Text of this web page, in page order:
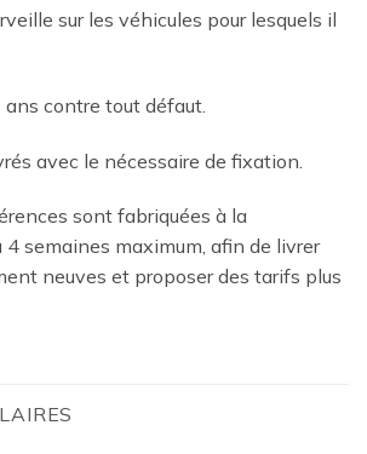
sur les véhicules pour lesquels il
contre tout défaut.
avec le nécessaire de fixation.
sont fabriquées à la
semaines maximum, afin de livrer
neuves et proposer des tarifs plus